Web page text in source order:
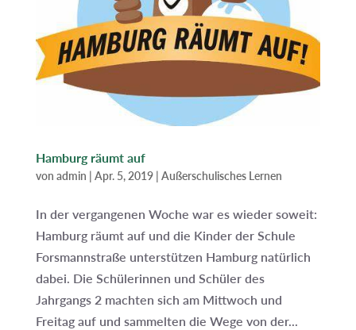
Hamburg räumt auf
von admin | Apr. 5, 2019| Außerschulisches Lernen
In der vergangenen Woche war es wieder soweit:
Hamburg räumt auf und die Kinder der Schule
Forsmannstraße unterstützen Hamburg natürlich
dabei. Die Schülerinnen und Schüler des
Jahrgangs 2 machten sich am Mittwoch und
Freitag auf und sammelten die Wege von der...